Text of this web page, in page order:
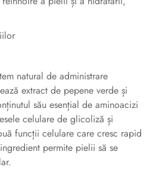
natural de administrare
extract de pepene verde și
său esențial de aminoacizi
celulare de glicoliză și
funcții celulare care cresc rapid
permite pielii să se